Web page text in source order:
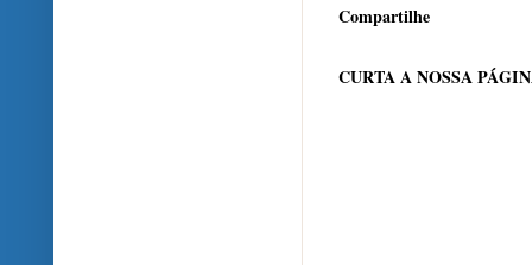
Compartilhe
CURTA A NOSSA